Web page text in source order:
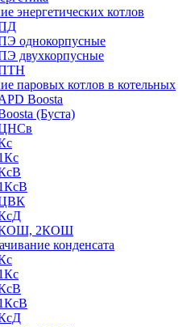
энергетических котлов
однокорпусные
двухкорпусные
паровых котлов в котельных
Boosta
(Буста)
2КОШ
конденсата